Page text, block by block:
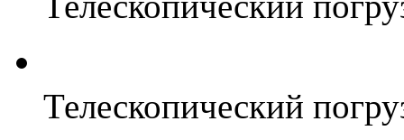
Телескопический